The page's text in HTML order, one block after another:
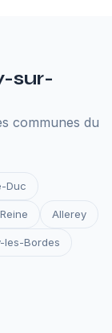
sur-
communes du
Duc
Allerey
les-Bordes